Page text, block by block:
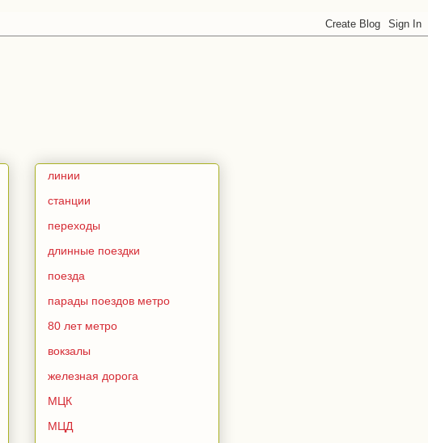
линии
станции
переходы
длинные поездки
поезда
парады поездов метро
80 лет метро
вокзалы
железная дорога
МЦК
МЦД